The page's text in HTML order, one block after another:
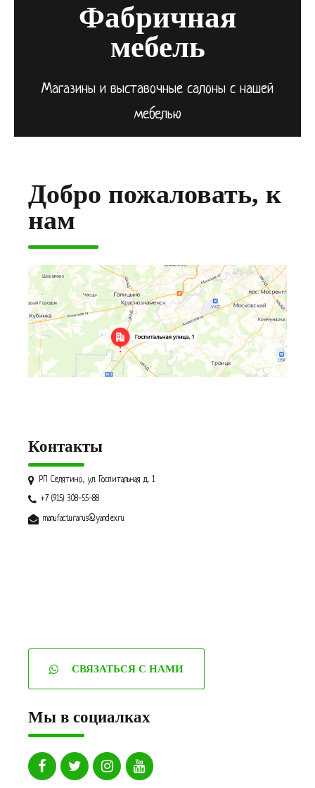
Фабричная
мебель
Магазины и выставочные салоны с нашей
мебелью
Добро пожаловать, к
нам
Контакты
РП Селятино, ул. Госпитальная д. 1
+7 (915) 308-55-88
manufacturarus@yandex.ru
СВЯЗАТЬСЯ С НАМИ
Мы в социалках